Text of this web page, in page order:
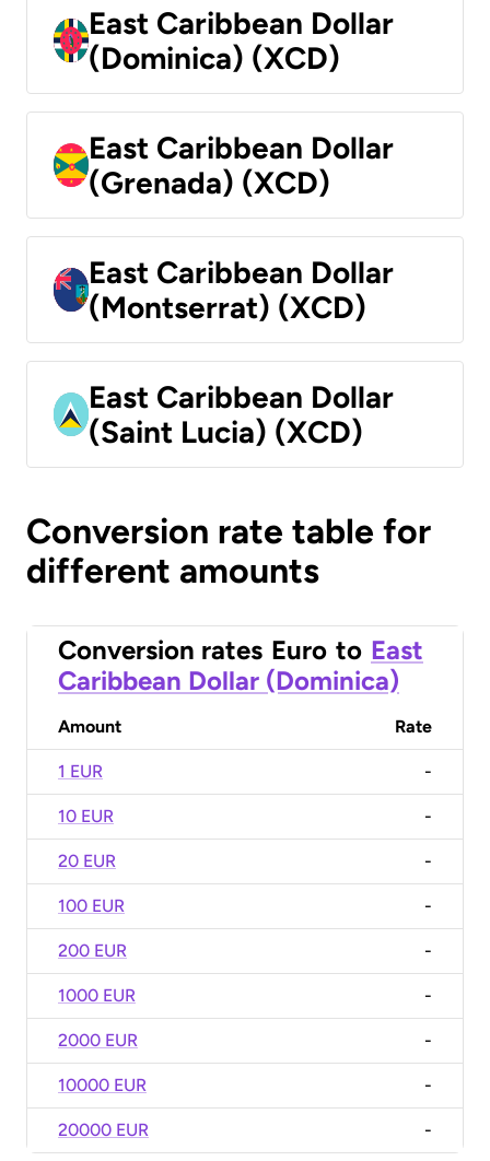
East Caribbean Dollar
(Dominica) (XCD)
East Caribbean Dollar
(Grenada) (XCD)
East Caribbean Dollar
(Montserrat) (XCD)
East Caribbean Dollar
(Saint Lucia) (XCD)
Conversion rate table for
different amounts
Conversion rates Euro to East
Caribbean Dollar (Dominica)
Amount Rate
1 EUR -
10 EUR -
20 EUR -
100 EUR -
200 EUR -
1000 EUR -
2000 EUR -
10000 EUR -
20000 EUR -